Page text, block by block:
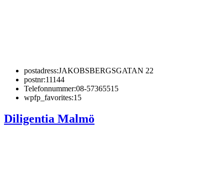
postadress:JAKOBSBERGSGATAN 22
postnr:11144
Telefonnummer:08-57365515
wpfp_favorites:15
Diligentia Malmö